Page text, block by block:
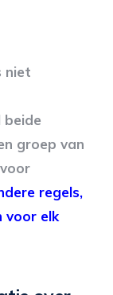
niet
beide
groep van
regels,
voor elk